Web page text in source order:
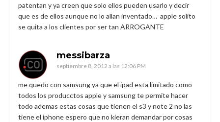
patentan y ya creen que solo ellos pueden usarlo y decir
que es de ellos aunque no lo allan inventado… apple solito
se quita a los clientes por ser tan ARROGANTE
messibarza
septiembre 8, 2012 a las 12:06 PM
me quedo con samsung ya que el ipad esta limitado como
todos los producctos apple y samsung te permite hacer
todo ademas estas cosas que tienen el s3 y note 2 no las
tiene el iphone espero que no kieran demandar por cosas